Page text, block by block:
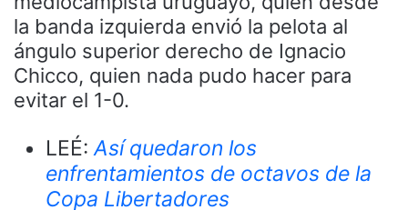
la banda izquierda envió la pelota al
ángulo superior derecho de Ignacio
Chicco, quien nada pudo hacer para
evitar el 1-0.
LEÉ: Así quedaron los
enfrentamientos de octavos de la
Copa Libertadores